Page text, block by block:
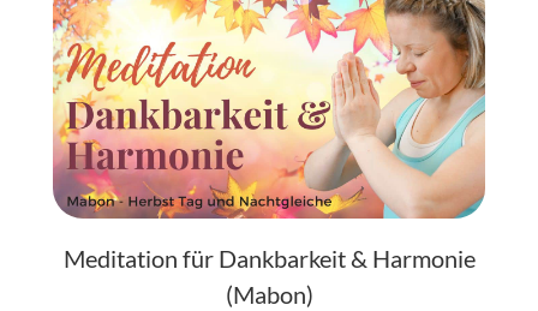
Meditation für Dankbarkeit & Harmonie
(Mabon)